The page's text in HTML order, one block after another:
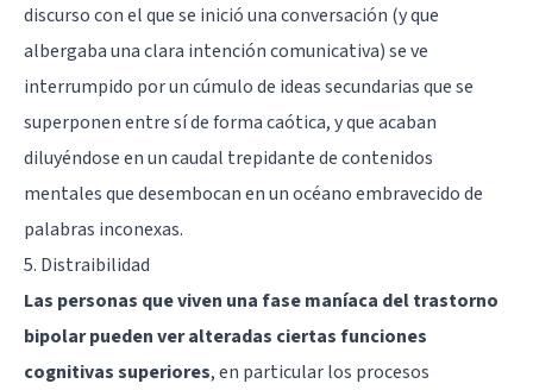
discurso con el que se inició una conversación (y que
albergaba una clara intención comunicativa) se ve
interrumpido por un cúmulo de ideas secundarias que se
superponen entre sí de forma caótica, y que acaban
diluyéndose en un caudal trepidante de contenidos
mentales que desembocan en un océano embravecido de
palabras inconexas.
5. Distraibilidad
Las personas que viven una fase maníaca del trastorno
bipolar pueden ver alteradas ciertas funciones
cognitivas superiores, en particular los procesos